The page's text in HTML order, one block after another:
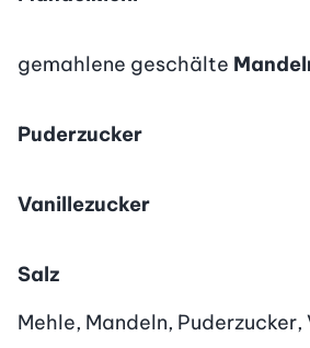
gemahlene geschälte
Puderzucker
Vanillezucker
Salz
Mehle, Mandeln,